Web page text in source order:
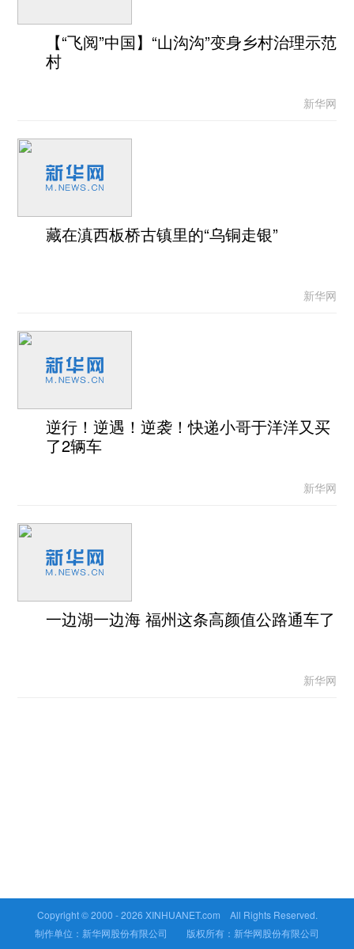
【“飞阅”中国】“山沟沟”变身乡村治理示范
村
新华网
藏在滇西板桥古镇里的“乌铜走银”
新华网
逆行！逆遇！逆袭！快递小哥于洋洋又买
了2辆车
新华网
一边湖一边海 福州这条高颜值公路通车了
新华网
Copyright © 2000 -2026 XINHUANET.com All Rights Reserved.
制作单位：新华网股份有限公司 版权所有：新华网股份有限公司